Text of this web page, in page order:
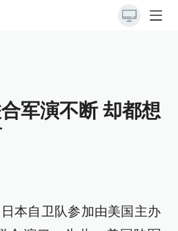
军演不断 却都想
本自卫队参加由美国主办